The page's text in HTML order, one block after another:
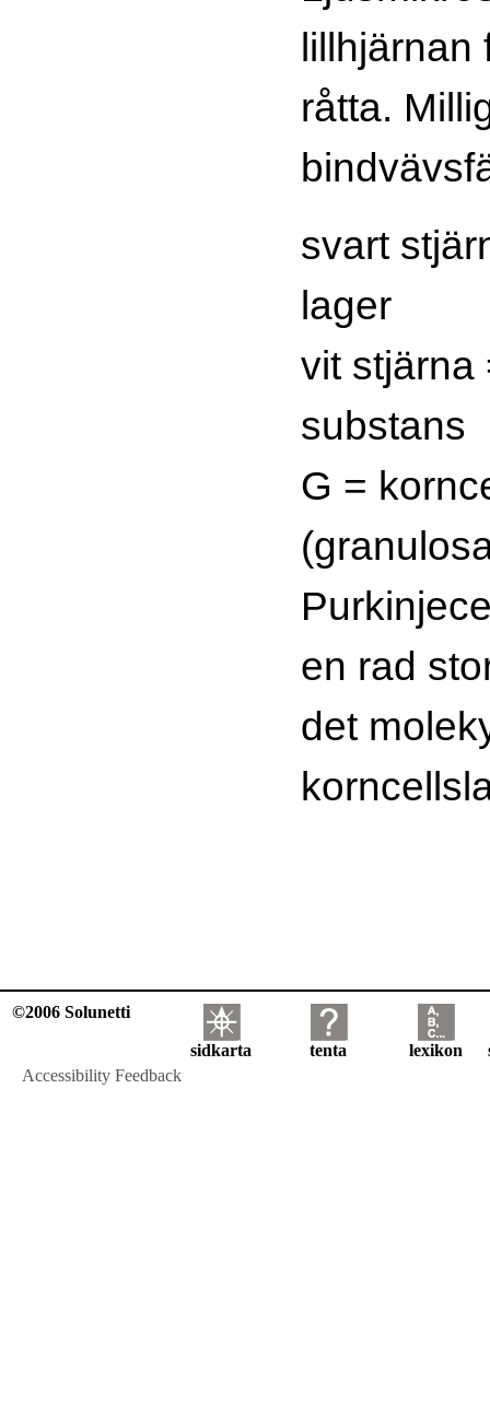
lillhjärnan
råtta.
svart
lager
vit stjärna
substans
G =
en rad
det
©2006 Solunetti
sidkarta tenta lexikon
Accessibility Feedback